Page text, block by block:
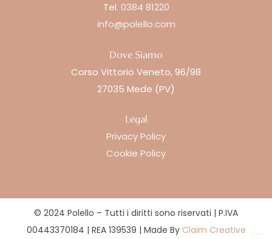
Tel. 0384 81220
info@polello.com
Dove Siamo
Corso Vittorio Veneto, 96/98
27035 Mede (PV)
Legal
Privacy Policy
Cookie Policy
© 2024 Polello – Tutti i diritti sono riservati | P.IVA
00443370184 | REA 139539 | Made By Claim Creative